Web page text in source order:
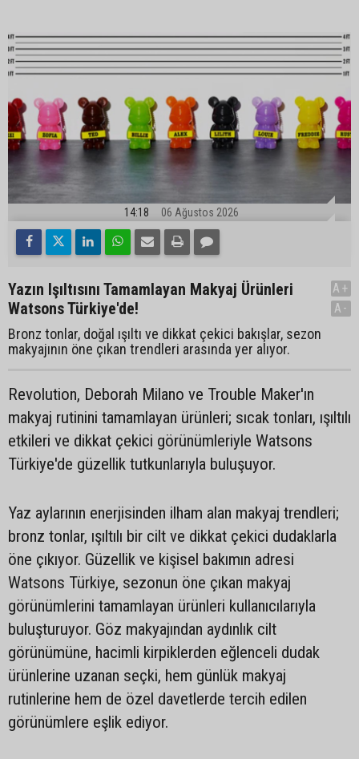
14:18 06 Ağustos 2026
Yazın Işıltısını Tamamlayan Makyaj Ürünleri
Watsons Türkiye'de!
Bronz tonlar, doğal ışıltı ve dikkat çekici bakışlar, sezon
makyajının öne çıkan trendleri arasında yer alıyor.
A+
A-
Revolution, Deborah Milano ve Trouble Maker'ın
makyaj rutinini tamamlayan ürünleri; sıcak tonları, ışıltılı
etkileri ve dikkat çekici görünümleriyle Watsons
Türkiye'de güzellik tutkunlarıyla buluşuyor.
Yaz aylarının enerjisinden ilham alan makyaj trendleri;
bronz tonlar, ışıltılı bir cilt ve dikkat çekici dudaklarla
öne çıkıyor. Güzellik ve kişisel bakımın adresi
Watsons Türkiye, sezonun öne çıkan makyaj
görünümlerini tamamlayan ürünleri kullanıcılarıyla
buluşturuyor. Göz makyajından aydınlık cilt
görünümüne, hacimli kirpiklerden eğlenceli dudak
ürünlerine uzanan seçki, hem günlük makyaj
rutinlerine hem de özel davetlerde tercih edilen
görünümlere eşlik ediyor.